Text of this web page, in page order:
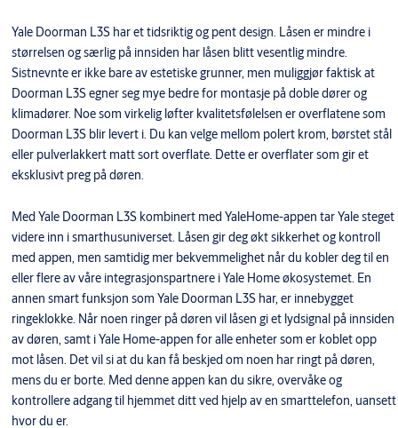
Yale Doorman L3S har et tidsriktig og pent design. Låsen er mindre i
størrelsen og særlig på innsiden har låsen blitt vesentlig mindre.
Sistnevnte er ikke bare av estetiske grunner, men muliggjør faktisk at
Doorman L3S egner seg mye bedre for montasje på doble dører og
klimadører. Noe som virkelig løfter kvalitetsfølelsen er overflatene som
Doorman L3S blir levert i. Du kan velge mellom polert krom, børstet stål
eller pulverlakkert matt sort overflate. Dette er overflater som gir et
eksklusivt preg på døren.
Med Yale Doorman L3S kombinert med YaleHome-appen tar Yale steget
videre inn i smarthusuniverset. Låsen gir deg økt sikkerhet og kontroll
med appen, men samtidig mer bekvemmelighet når du kobler deg til en
eller flere av våre integrasjonspartnere i Yale Home økosystemet. En
annen smart funksjon som Yale Doorman L3S har, er innebygget
ringeklokke. Når noen ringer på døren vil låsen gi et lydsignal på innsiden
av døren, samt i Yale Home-appen for alle enheter som er koblet opp
mot låsen. Det vil si at du kan få beskjed om noen har ringt på døren,
mens du er borte. Med denne appen kan du sikre, overvåke og
kontrollere adgang til hjemmet ditt ved hjelp av en smarttelefon, uansett
hvor du er.